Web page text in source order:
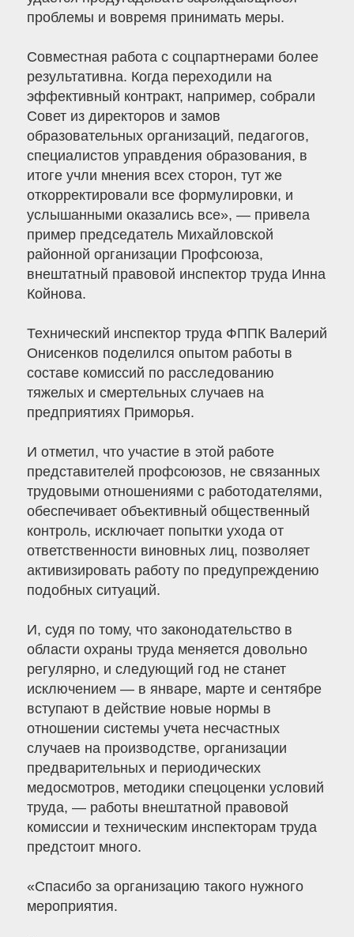
проблемы и вовремя принимать меры.
Совместная работа с соцпартнерами более
результативна. Когда переходили на
эффективный контракт, например, собрали
Совет из директоров и замов
образовательных организаций, педагогов,
специалистов управдения образования, в
итоге учли мнения всех сторон, тут же
откорректировали все формулировки, и
услышанными оказались все», — привела
пример председатель Михайловской
районной организации Профсоюза,
внештатный правовой инспектор труда Инна
Койнова.
Технический инспектор труда ФППК Валерий
Онисенков поделился опытом работы в
составе комиссий по расследованию
тяжелых и смертельных случаев на
предприятиях Приморья.
И отметил, что участие в этой работе
представителей профсоюзов, не связанных
трудовыми отношениями с работодателями,
обеспечивает объективный общественный
контроль, исключает попытки ухода от
ответственности виновных лиц, позволяет
активизировать работу по предупреждению
подобных ситуаций.
И, судя по тому, что законодательство в
области охраны труда меняется довольно
регулярно, и следующий год не станет
исключением — в январе, марте и сентябре
вступают в действие новые нормы в
отношении системы учета несчастных
случаев на производстве, организации
предварительных и периодических
медосмотров, методики спецоценки условий
труда, — работы внештатной правовой
комиссии и техническим инспекторам труда
предстоит много.
«Спасибо за организацию такого нужного
мероприятия.